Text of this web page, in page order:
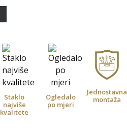
Staklo
najviše
kvalitete
Ogledalo
po mjeri
Jednostavna
montaža